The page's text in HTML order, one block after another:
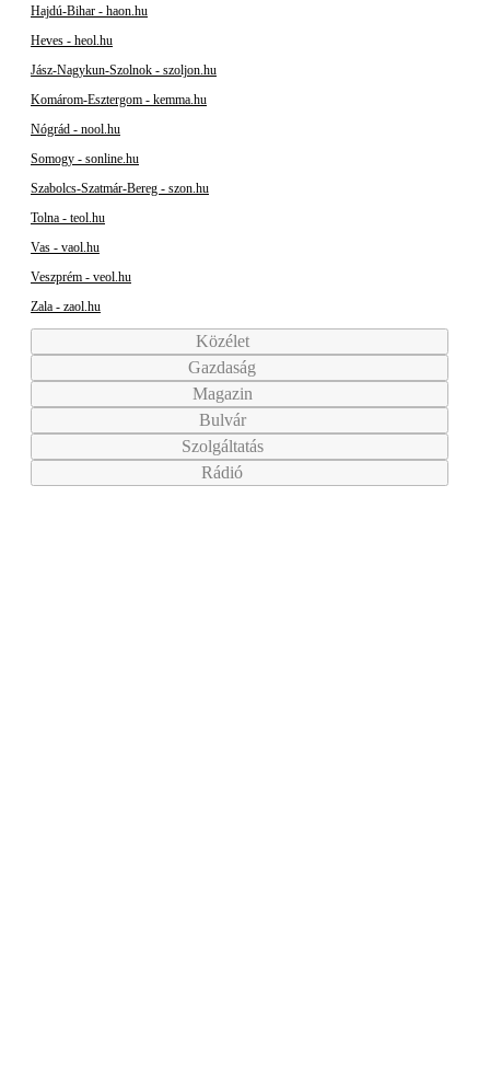
Hajdú-Bihar - haon.hu
Heves - heol.hu
Jász-Nagykun-Szolnok - szoljon.hu
Komárom-Esztergom - kemma.hu
Nógrád - nool.hu
Somogy - sonline.hu
Szabolcs-Szatmár-Bereg - szon.hu
Tolna - teol.hu
Vas - vaol.hu
Veszprém - veol.hu
Zala - zaol.hu
Közélet
Gazdaság
Magazin
Bulvár
Szolgáltatás
Rádió